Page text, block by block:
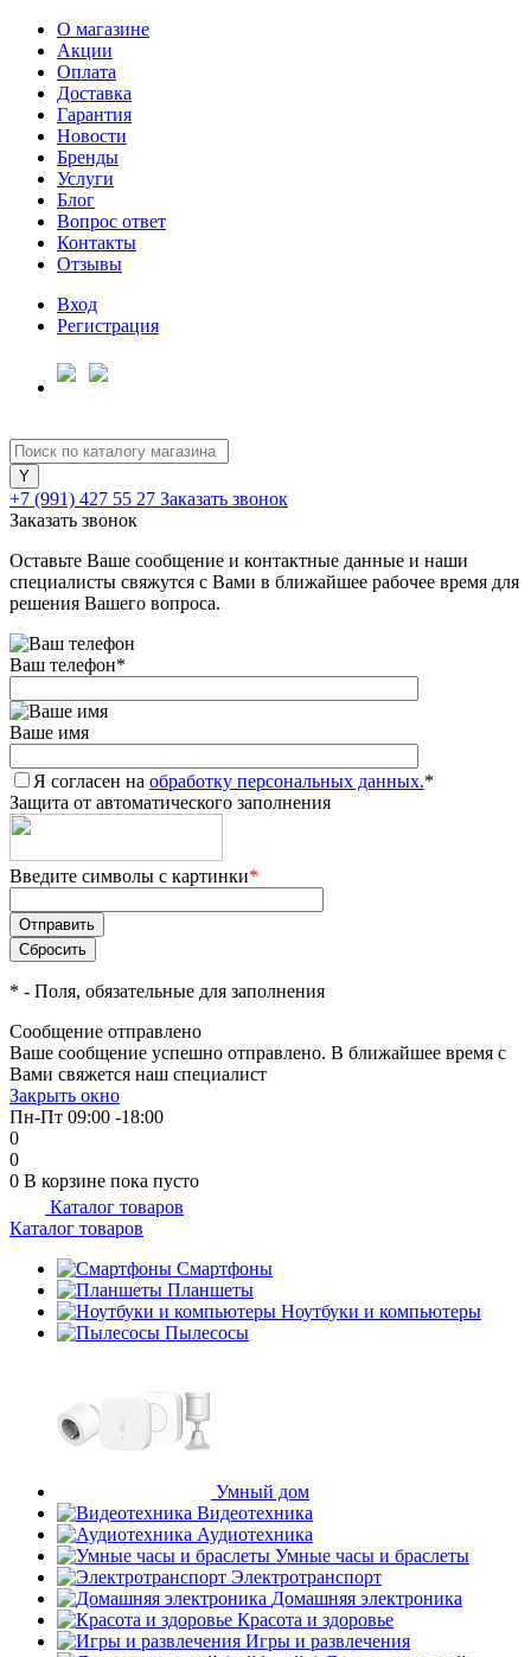
О магазине
Акции
Оплата
Доставка
Гарантия
Новости
Бренды
Услуги
Блог
Вопрос ответ
Контакты
Отзывы
Вход
Регистрация
+7 (991) 427 55 27 Заказать звонок
Заказать звонок
Оставьте Ваше сообщение и контактные данные и наши
специалисты свяжутся с Вами в ближайшее рабочее время для
решения Вашего вопроса.
Ваш телефон*
Ваше имя
Я согласен на обработку персональных данных.*
Защита от автоматического заполнения
Введите символы с картинки*
* - Поля, обязательные для заполнения
Сообщение отправлено
Ваше сообщение успешно отправлено. В ближайшее время с
Вами свяжется наш специалист
Закрыть окно
Пн-Пт 09:00 -18:00
0
0
0 В корзине пока пусто
Каталог товаров
Каталог товаров
Смартфоны
Планшеты
Ноутбуки и компьютеры
Пылесосы
Умный дом
Видеотехника
Аудиотехника
Умные часы и браслеты
Электротранспорт
Домашняя электроника
Красота и здоровье
Игры и развлечения
Для клиентов всех банков
Разбейте
оплатуна части
без переплат
График платежей
Сегодня
25%
Добавляйте товары
в корзину
Оплачивайте сегодня только
25% картой любого банка
Получайте товар
выбранный способом
Оставшиеся75% будут
списыватьсяс вашей карты
по
Подробнее
об оплате Плайтом
недели
plait.ru